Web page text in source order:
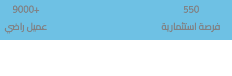
550
فرصة استثمارية
+9000
عميل راضي